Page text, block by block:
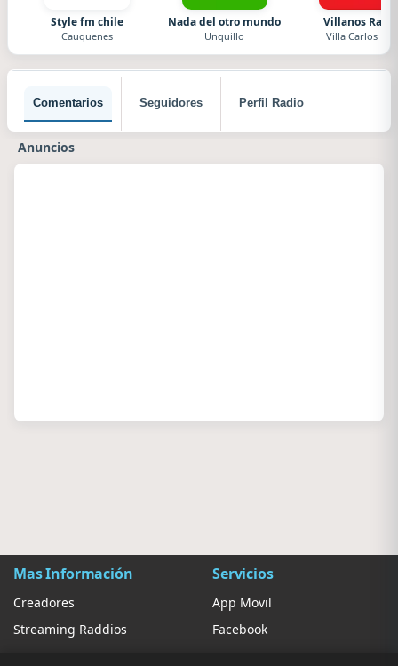
Style fm chile
Cauquenes
Nada del otro mundo
Unquillo
Villanos
Villa Carlos Paz
Comentarios Seguidores Perfil Radio
Anuncios
Mas Información
Creadores
Streaming Raddios
Servicios
App Movil
Facebook